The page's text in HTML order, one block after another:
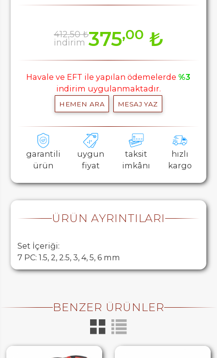
412,50 ₺
indirim 375,00 ₺
Havale ve EFT ile yapılan ödemelerde%3
indirim uygulanmaktadır.
HEMEN ARA MESAJ YAZ
garantili
ürün
uygun
fiyat
taksit
imkânı
hızlı
kargo
ÜRÜN AYRINTILARI
Set İçeriği:
7 PC: 1.5, 2, 2.5, 3, 4, 5, 6 mm
BENZER ÜRÜNLER